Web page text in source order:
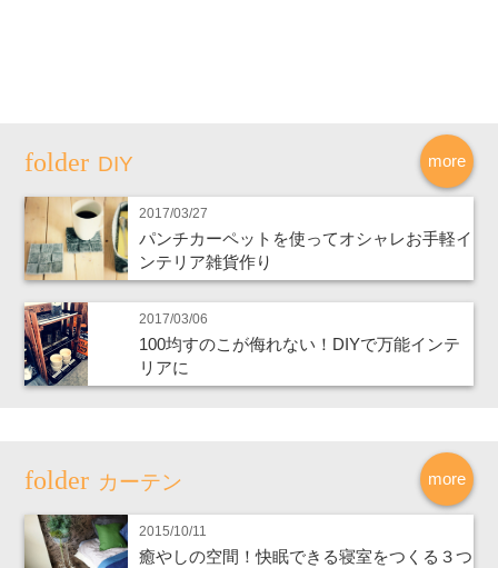
more
DIY
2017/03/27
パンチカーペットを使ってオシャレお手軽イ
ンテリア雑貨作り
2017/03/06
100均すのこが侮れない！DIYで万能インテ
リアに
more
カーテン
2015/10/11
癒やしの空間！快眠できる寝室をつくる３つ